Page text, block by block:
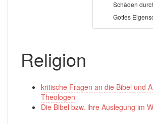
Schäden
Gottes
Religion
kritische Fragen an die Bibel und
Theologen
Die Bibel bzw. ihre Auslegung im